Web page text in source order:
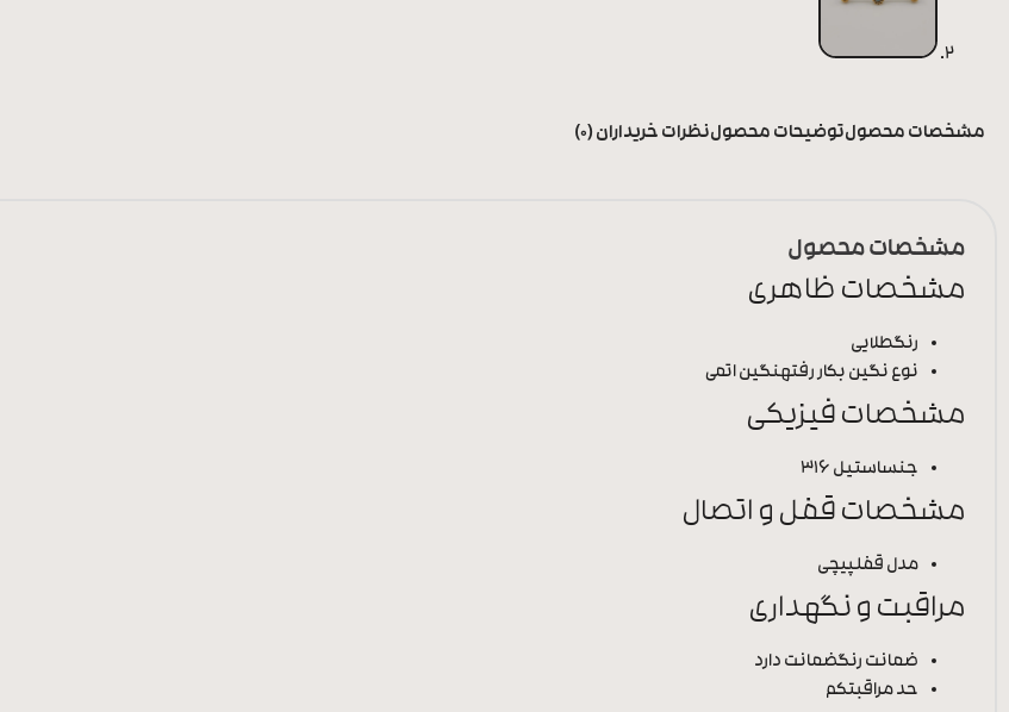
مشخصات محصولتوضیحات محصولنظرات خریداران (0)
مشخصات محصول
مشخصات ظاهری
رنگطلایی
نوع نگین بکار رفتهنگین اتمی
مشخصات فیزیکی
جنساستیل 316
مشخصات قفل و اتصال
مدل قفلپیچی
مراقبت و نگهداری
ضمانت رنگضمانت دارد
حد مراقبتکم